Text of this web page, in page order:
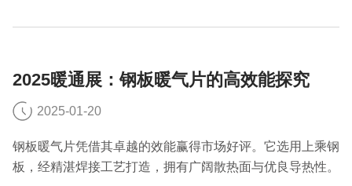
2025暖通展：钢板暖气片的高效能探究
2025-01-20
钢板暖气片凭借其卓越的效能赢得市场好评。它选用上乘钢
板，经精湛焊接工艺打造，拥有广阔散热面与优良导热性。